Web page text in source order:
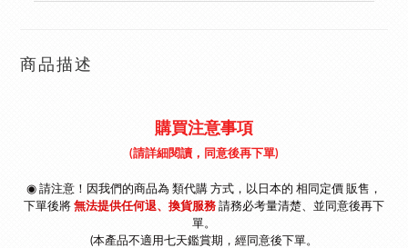
商品描述
購買注意事項
(請詳細閱讀，同意後再下單)
◉ 請注意！因我們的商品為 類代購 方式，以 日本的 相同定價 販售，
下單後將 無法提供任何退、換貨服務 請務必考量清楚、並同意後再下
單。
(本產品不適用七天鑑賞期，經同意後下單。